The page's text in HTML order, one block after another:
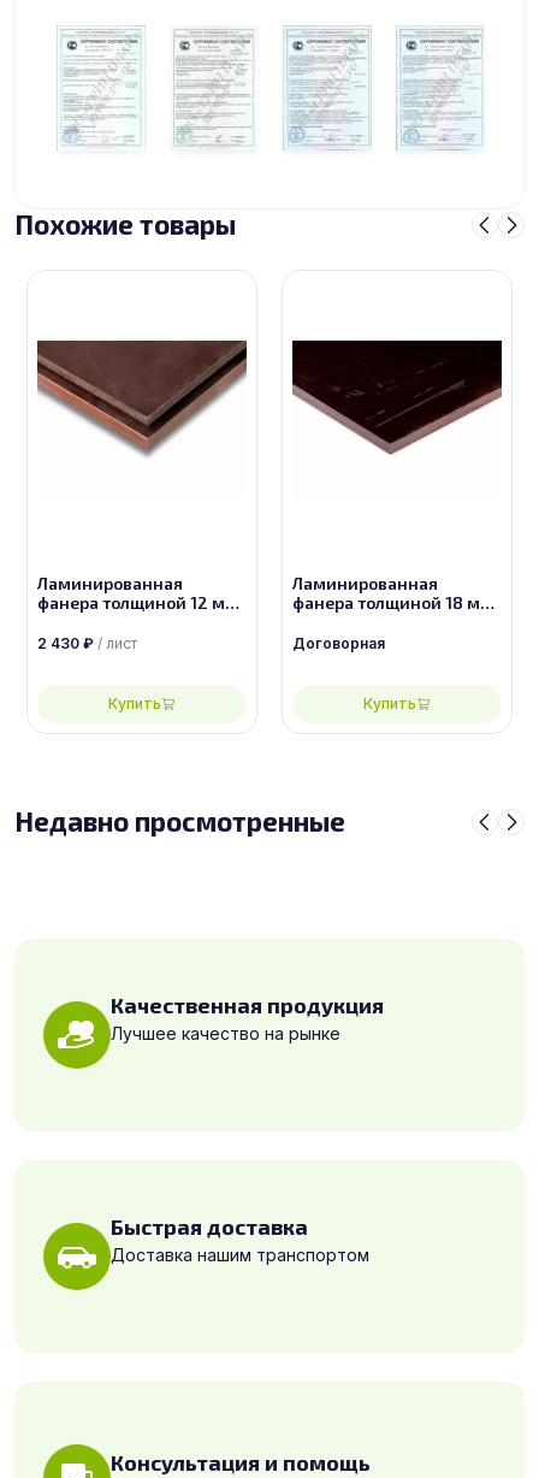
Похожие товары
Ламинированная
фанера толщиной 12 мм
сорт 1/1
2 430 ₽ / лист
Купить
Ламинированная
фанера толщиной 18 мм
сорт 2/2
Договорная
Купить
Недавно просмотренные
Качественная продукция
Лучшее качество на рынке
Быстрая доставка
Доставка нашим транспортом
Консультация и помощь